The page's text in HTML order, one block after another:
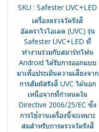
SKU : Safester UVC+LED
เครื่องตรวจวัดรังสี
อัลตราไวโอเลต (UVC) รุ่น
Safester UVC+LED ที่
ทำงานร่วมกับสมาร์ทโฟน
Android ได้รับการออกแบบ
มาเพื่อประเมินความเสี่ยงจาก
การสัมผัสรังสี UVC ได้นอก
เหนือจากที่กำหนดใน
Directive 2006/25/EC ซึ่ง
การใช้งานเครื่องนี้จะเหมาะ
สมสำหรับการตรวจวัดรังสี